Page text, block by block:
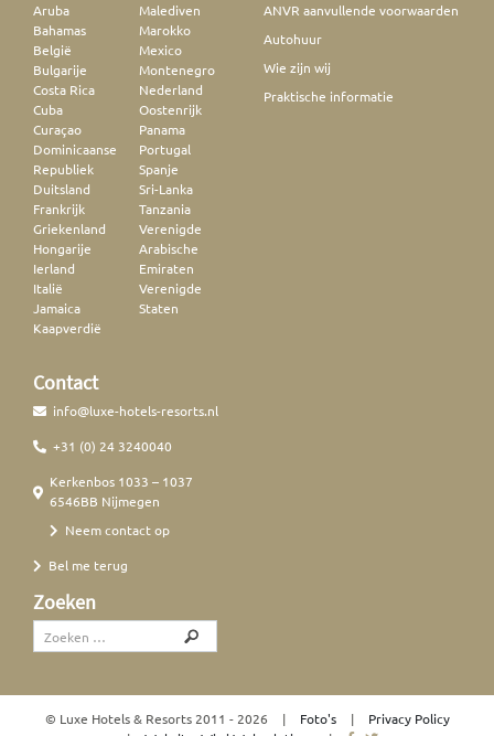
Aruba
Bahamas
België
Bulgarije
Costa Rica
Cuba
Curaçao
Dominicaanse
Republiek
Duitsland
Frankrijk
Griekenland
Hongarije
Ierland
Italië
Jamaica
Kaapverdië
Malediven
Marokko
Mexico
Montenegro
Nederland
Oostenrijk
Panama
Portugal
Spanje
Sri-Lanka
Tanzania
Verenigde
Arabische
Emiraten
Verenigde
Staten
ANVR aanvullende voorwaarden
Autohuur
Wie zijn wij
Praktische informatie
Contact
info@luxe-hotels-resorts.nl
+31 (0) 24 3240040
Kerkenbos 1033 – 1037
6546BB Nijmegen
Neem contact op
Bel me terug
Zoeken
© Luxe Hotels & Resorts 2011 - 2026 | Foto's |
Privacy Policy